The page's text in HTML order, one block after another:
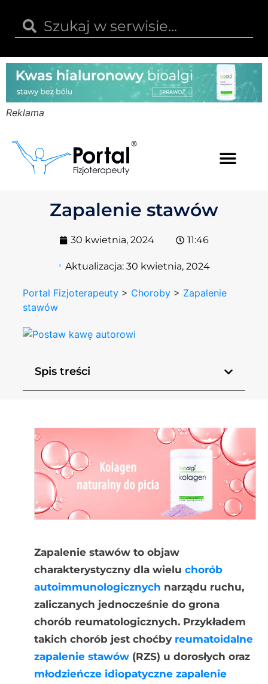
Reklama
Zapalenie stawów
30 kwietnia, 2024 11:46
Aktualizacja: 30 kwietnia, 2024
Portal Fizjoterapeuty > Choroby > Zapalenie
stawów
Spis treści
Zapalenie stawów to objaw
charakterystyczny dla wielu chorób
autoimmunologicznych narządu ruchu,
zaliczanych jednocześnie do grona
chorób reumatologicznych. Przykładem
takich chorób jest choćby reumatoidalne
zapalenie stawów(RZS) u dorosłych oraz
młodzieńcze idiopatyczne zapalenie